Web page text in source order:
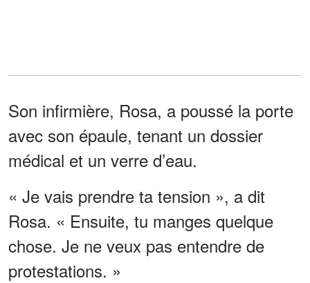
Son infirmière, Rosa, a poussé la porte
avec son épaule, tenant un dossier
médical et un verre d’eau.
« Je vais prendre ta tension », a dit
Rosa. « Ensuite, tu manges quelque
chose. Je ne veux pas entendre de
protestations. »